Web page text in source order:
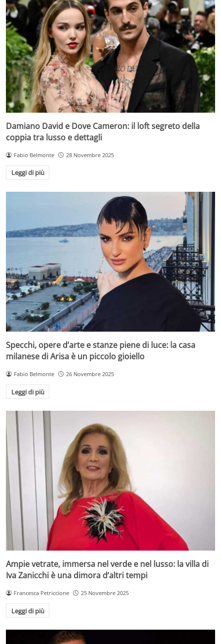
Damiano David e Dove Cameron: il loft segreto della
coppia tra lusso e dettagli
Fabio Belmonte 28 Novembre 2025
Leggi di più
Specchi, opere d’arte e stanze piene di luce: la casa
milanese di Arisa è un piccolo gioiello
Fabio Belmonte 26 Novembre 2025
Leggi di più
Ampie vetrate, immersa nel verde e nel lusso: la villa di
Iva Zanicchi è una dimora d’altri tempi
Francesca Petriccione 25 Novembre 2025
Leggi di più